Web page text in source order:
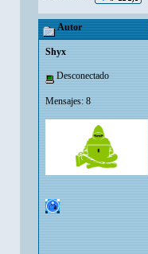
Autor
Shyx
Desconectado
Mensajes: 8